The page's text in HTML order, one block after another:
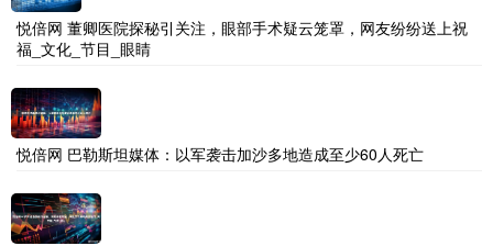
悦倍网 董卿医院探秘引关注，眼部手术疑云笼罩，网友纷纷送上祝
福_文化_节目_眼睛
悦倍网 巴勒斯坦媒体：以军袭击加沙多地造成至少60人死亡